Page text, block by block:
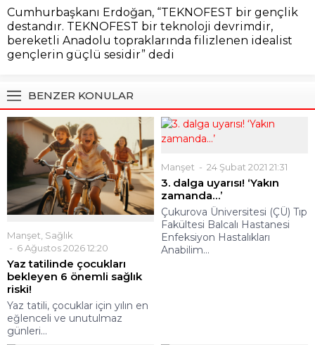
Cumhurbaşkanı Erdoğan, “TEKNOFEST bir gençlik
destandır. TEKNOFEST bir teknoloji devrimdir,
bereketli Anadolu topraklarında filizlenen idealist
gençlerin güçlü sesidir” dedi
BENZER KONULAR
Manşet, Sağlık
6 Ağustos 2026 12:20
Yaz tatilinde çocukları
bekleyen 6 önemli sağlık
riski!
Yaz tatili, çocuklar için yılın en
eğlenceli ve unutulmaz
günleri...
Manşet 24 Şubat 2021 21:31
3. dalga uyarısı! ‘Yakın
zamanda…’
Çukurova Üniversitesi (ÇÜ) Tıp
Fakültesi Balcalı Hastanesi
Enfeksiyon Hastalıkları
Anabilim...